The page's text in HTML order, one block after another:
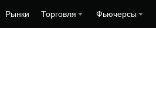
Рынки Торговля Фьючерсы